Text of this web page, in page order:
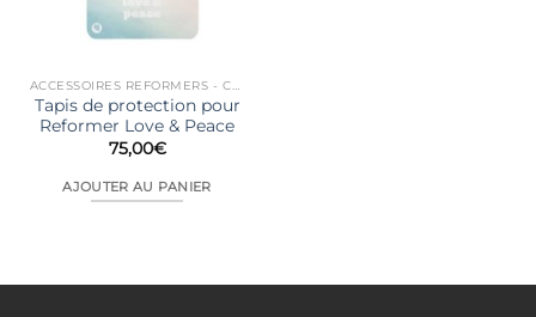
choisies
sur
page
du
produit
ACCESSOIRES REFORMERS - CHAIRS...
Tapis de protection pour
Reformer Love & Peace
75,00€
AJOUTER AU PANIER